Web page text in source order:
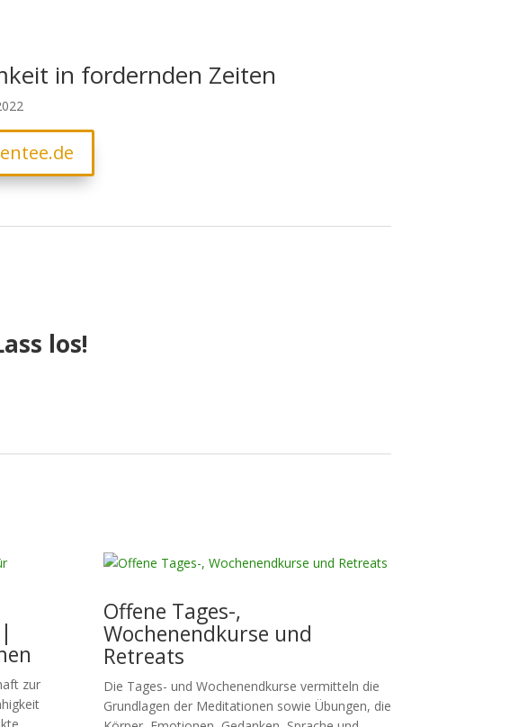
in fordernden Zeiten
los!
zur
Offene Tages-,
Wochenendkurse und
Retreats
Die Tages- und Wochenendkurse vermitteln die
Grundlagen der Meditationen sowie Übungen, die